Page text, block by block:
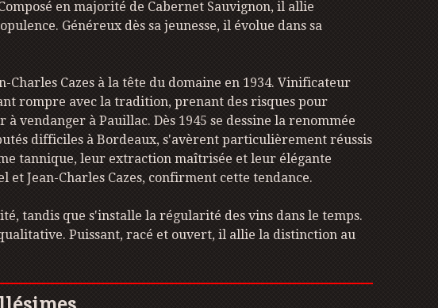
en majorité de Cabernet Sauvignon, il allie
Généreux dès sa jeunesse, il évolue dans sa
Cazes à la tête du domaine en 1934. Vinificateur
rompre avec la tradition, prenant des risques pour
vendanger à Pauillac. Dès 1945 se dessine la renommée
difficiles à Bordeaux, s'avèrent particulièrement réussis
tannique, leur extraction maîtrisée et leur élégante
Jean-Charles Cazes, confirment cette tendance.
tandis que s'installe la régularité des vins dans le temps.
Puissant, racé et ouvert, il allie la distinction au